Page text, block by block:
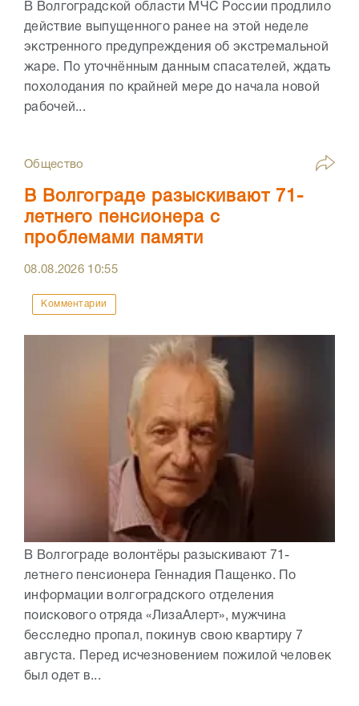
В Волгоградской области МЧС России продлило
действие выпущенного ранее на этой неделе
экстренного предупреждения об экстремальной
жаре. По уточнённым данным спасателей, ждать
похолодания по крайней мере до начала новой
рабочей...
Общество
В Волгограде разыскивают 71-
летнего пенсионера с
проблемами памяти
08.08.2026 10:55
Комментарии
В Волгограде волонтёры разыскивают 71-
летнего пенсионера Геннадия Пащенко. По
информации волгоградского отделения
поискового отряда «ЛизаАлерт», мужчина
бесследно пропал, покинув свою квартиру 7
августа. Перед исчезновением пожилой человек
был одет в...